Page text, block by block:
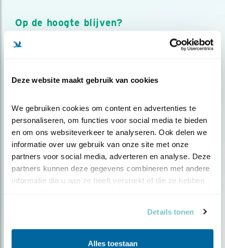
Deze website maakt gebruik van cookies
We gebruiken cookies om content en advertenties te
personaliseren, om functies voor social media te bieden
en om ons websiteverkeer te analyseren. Ook delen we
informatie over uw gebruik van onze site met onze
partners voor social media, adverteren en analyse. Deze
partners kunnen deze gegevens combineren met andere
informatie die u aan ze heeft verstrekt of die ze hebben
Details tonen
Alles toestaan
Op de hoogte blijven?
Meld je aan en ontvang nieuws, inspiratie, acties en tips
over vogels en activiteiten van Vogelbescherming.